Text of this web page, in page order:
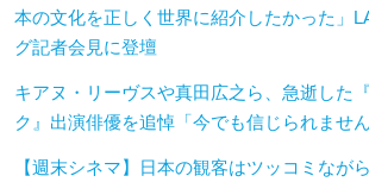
本の文化を正しく世界に紹介したかった」
グ記者会見に登壇
キアヌ・リーヴスや真田広之ら、急逝した
ク』出演俳優を追悼「今でも信じられません
【週末シネマ】日本の観客はツッコミなが